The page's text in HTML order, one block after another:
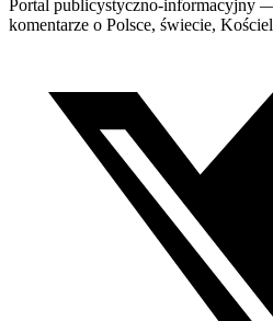
Portal publicystyczno-informacyjny
komentarze o Polsce, świecie,